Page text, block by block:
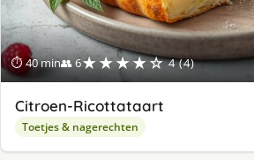
⏱ 40 min👥 6★★★★☆ 4 (4)
Citroen-Ricottataart
Toetjes & nagerechten